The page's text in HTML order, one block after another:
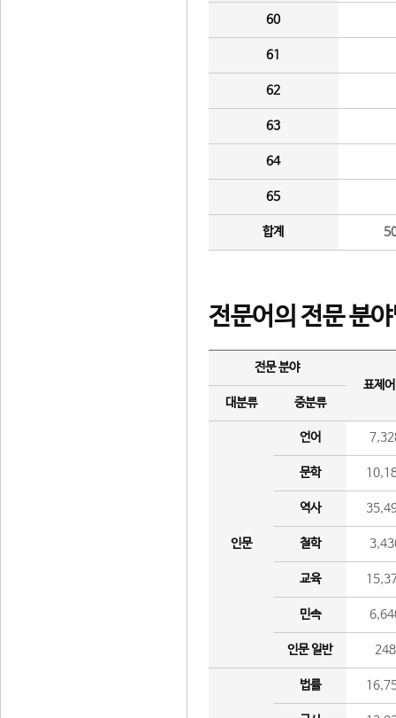
60
61
62
63
64
65
합계
전문어의 전문 분
전문 분야
표제
대분류
중분류
인문
언어
문학
역사
철학
교육
민속
인문 일반 248
법률